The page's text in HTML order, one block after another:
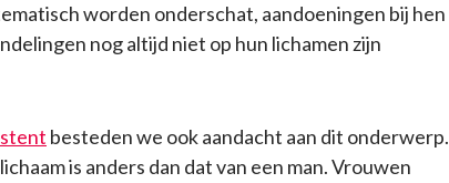
worden onderschat, aandoeningen bij hen
nog altijd niet op hun lichamen zijn
besteden we ook aandacht aan dit onderwerp.
is anders dan dat van een man. Vrouwen